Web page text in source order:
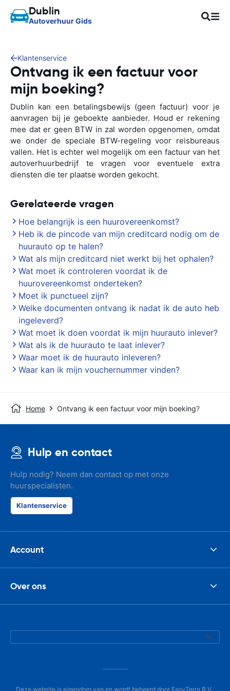
Dublin
Autoverhuur Gids
Klantenservice
Ontvang ik een factuur voor
mijn boeking?
Dublin kan een betalingsbewijs (geen factuur) voor je
aanvragen bij je geboekte aanbieder. Houd er rekening
mee dat er geen BTW in zal worden opgenomen, omdat
we onder de speciale BTW-regeling voor reisbureaus
vallen. Het is echter wel mogelijk om een factuur van het
autoverhuurbedrijf te vragen voor eventuele extra
diensten die ter plaatse worden gekocht.
Gerelateerde vragen
Hoe belangrijk is een huurovereenkomst?
Heb ik de pincode van mijn creditcard nodig om de
huurauto op te halen?
Wat als mijn creditcard niet werkt bij het ophalen?
Wat moet ik controleren voordat ik de
huurovereenkomst onderteken?
Moet ik punctueel zijn?
Welke documenten ontvang ik nadat ik de auto heb
ingeleverd?
Wat moet ik doen voordat ik mijn huurauto inlever?
Wat als ik de huurauto te laat inlever?
Waar moet ik de huurauto inleveren?
Waar kan ik mijn vouchernummer vinden?
Home Ontvang ik een factuur voor mijn boeking?
Hulp en contact
Hulp nodig? Neem dan contact op met onze
huurspecialisten.
Klantenservice
Account
Over ons
Deze website is eigendom van en wordt beheerd door EasyTerra B.V.,